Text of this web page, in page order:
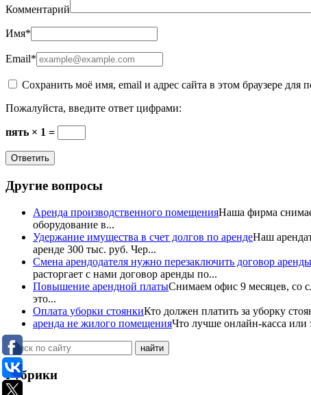
Комментарий
Имя*
Email*
Сохранить моё имя, email и адрес сайта в этом браузере
Пожалуйста, введите ответ цифрами:
пять × 1 =
Другие вопросы
Аренда производственного помещенияНаша фирма
оборудование в...
Удержание имущества в счет долгов по арендеНаш
аренде 300 тыс. руб. Чер...
Смена арендодателя нужно перезаключить договор аренды
расторгает с нами договор аренды по...
Повышение арендной платыСнимаем офис 9 месяцев, со
это...
Оплата уборки стоянкиКто должен платить за уборку
аренда не жилого помещенияЧто лучше онлайн-касса или
Рубрики